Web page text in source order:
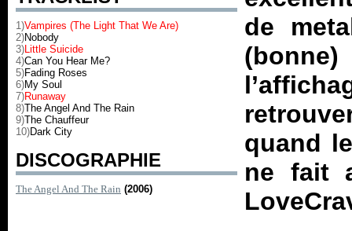
1)Vampires (The Light That We Are)
2)Nobody
3)Little Suicide
4)Can You Hear Me?
5)Fading Roses
6)My Soul
7)Runaway
8)The Angel And The Rain
9)The Chauffeur
10)Dark City
DISCOGRAPHIE
The Angel And The Rain (2006)
de
quand
ne fait